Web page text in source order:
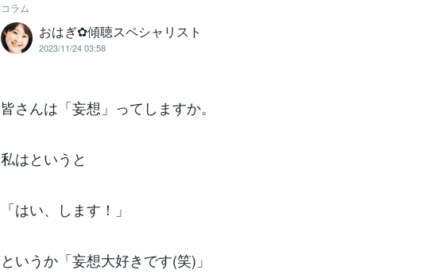
コラム
おはぎ✿傾聴スペシャリスト
2023/11/24 03:58
皆さんは「妄想」ってしますか。
私はというと
「はい、します！」
というか「妄想大好きです(笑)」